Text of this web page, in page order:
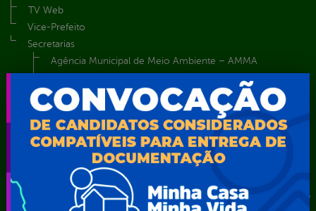
TV Web
Vice-Prefeito
Secretarias
Agência Municipal de Meio Ambiente – AMMA
Autarquia Educacional de Serra Talhada – AESET
Comando da Guarda Municipal-CGM
Diretoria da Defesa Civil
FUNDAÇÃO CULTURAL DE SERRA TALHADA
Gabinete da Prefeita
Gabinete do Vice-Prefeito
Instituto de Previdência Própria dos Servidores Públicos do